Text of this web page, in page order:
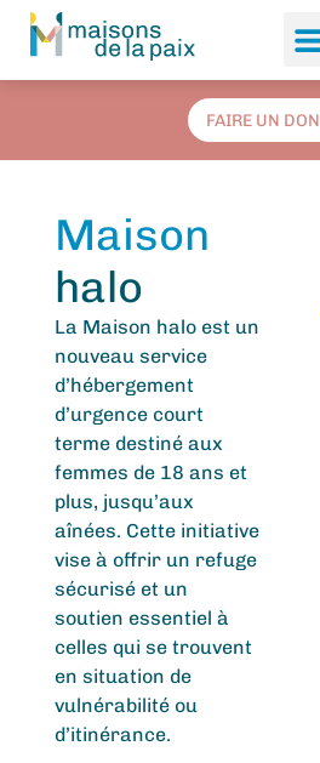
FAIRE UN DON
Maison
halo
La Maison halo est un
nouveau service
d’hébergement
d’urgence court
terme destiné aux
femmes de 18 ans et
plus, jusqu’aux
aînées. Cette initiative
vise à offrir un refuge
sécurisé et un
soutien essentiel à
celles qui se trouvent
en situation de
vulnérabilité ou
d’itinérance.